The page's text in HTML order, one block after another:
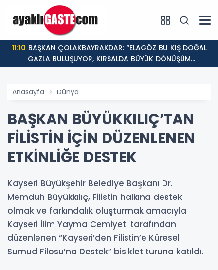
11:10
GAZLA BULUŞUYOR, KIRSALDA BÜYÜK DÖNÜŞÜM
BAŞLIYOR!”
Anasayfa Dünya
BAŞKAN BÜYÜKKILIÇ’TAN
FİLİSTİN İÇİN DÜZENLENEN
ETKİNLİĞE DESTEK
Kayseri Büyükşehir Belediye Başkanı Dr.
Memduh Büyükkılıç, Filistin halkına destek
olmak ve farkındalık oluşturmak amacıyla
Kayseri İlim Yayma Cemiyeti tarafından
düzenlenen “Kayseri’den Filistin’e Küresel
Sumud Filosu’na Destek” bisiklet turuna katıldı.